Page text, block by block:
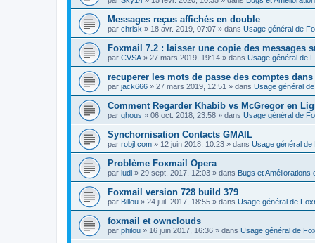
Messages reçus affichés en double
par chrisk » 18 avr. 2019, 07:07 » dans Usage général de
Foxmail 7.2 : laisser une copie des messages
par CVSA » 27 mars 2019, 19:14 » dans Usage général de
recuperer les mots de passe des comptes
par jack666 » 27 mars 2019, 12:51 » dans Usage général
Comment Regarder Khabib vs McGregor en
par ghous » 06 oct. 2018, 23:58 » dans Usage général de
Synchornisation Contacts GMAIL
par robjl.com » 12 juin 2018, 10:23 » dans Usage général de
Problème Foxmail Opera
par ludi » 29 sept. 2017, 12:03 » dans Bugs et Améliorations
Foxmail version 728 build 379
par Billou » 24 juil. 2017, 18:55 » dans Usage général de
foxmail et ownclouds
par philou » 16 juin 2017, 16:36 » dans Usage général de